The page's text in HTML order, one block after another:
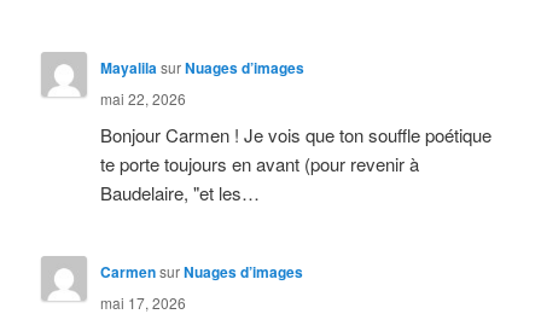
MayalilasurNuages d’images
mai 22, 2026
Bonjour Carmen ! Je vois que ton souffle poétique
te porte toujours en avant (pour revenir à
Baudelaire, "et les…
CarmensurNuages d’images
mai 17, 2026